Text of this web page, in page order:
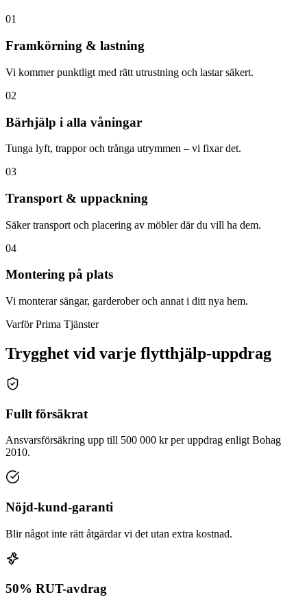
01
Framkörning & lastning
Vi kommer punktligt med rätt utrustning och lastar säkert.
02
Bärhjälp i alla våningar
Tunga lyft, trappor och trånga utrymmen – vi fixar det.
03
Transport & uppackning
Säker transport och placering av möbler där du vill ha dem.
04
Montering på plats
Vi monterar sängar, garderober och annat i ditt nya hem.
Varför Prima Tjänster
Trygghet vid varje flytthjälp-uppdrag
Fullt försäkrat
Ansvarsförsäkring upp till 500 000 kr per uppdrag enligt Bohag
2010.
Nöjd-kund-garanti
Blir något inte rätt åtgärdar vi det utan extra kostnad.
50% RUT-avdrag